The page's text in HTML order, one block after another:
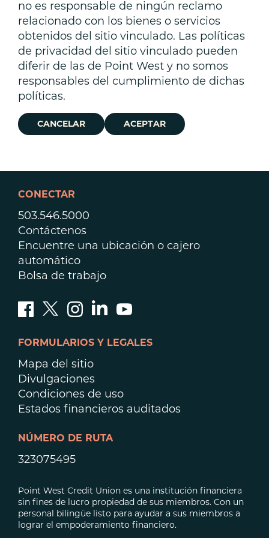
no es responsable de ningún reclamo
relacionado con los bienes o servicios
obtenidos del sitio vinculado. Las políticas
de privacidad del sitio vinculado pueden
diferir de las de Point West y no somos
responsables del cumplimiento de dichas
políticas.
CANCELAR ACEPTAR
CONECTAR
503.546.5000
Contáctenos
Encuentre una ubicación o cajero
automático
Bolsa de trabajo
FORMULARIOS Y LEGALES
Mapa del sitio
Divulgaciones
Condiciones de uso
Estados financieros auditados
NÚMERO DE RUTA
323075495
Point West Credit Union es una institución financiera
sin fines de lucro propiedad de sus miembros. Con un
personal bilingüe listo para ayudar a sus miembros a
lograr el empoderamiento financiero.